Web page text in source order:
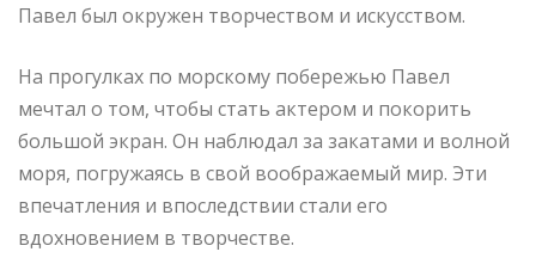
Павел был окружен творчеством и искусством.
На прогулках по морскому побережью Павел
мечтал о том, чтобы стать актером и покорить
большой экран. Он наблюдал за закатами и волной
моря, погружаясь в свой воображаемый мир. Эти
впечатления и впоследствии стали его
вдохновением в творчестве.